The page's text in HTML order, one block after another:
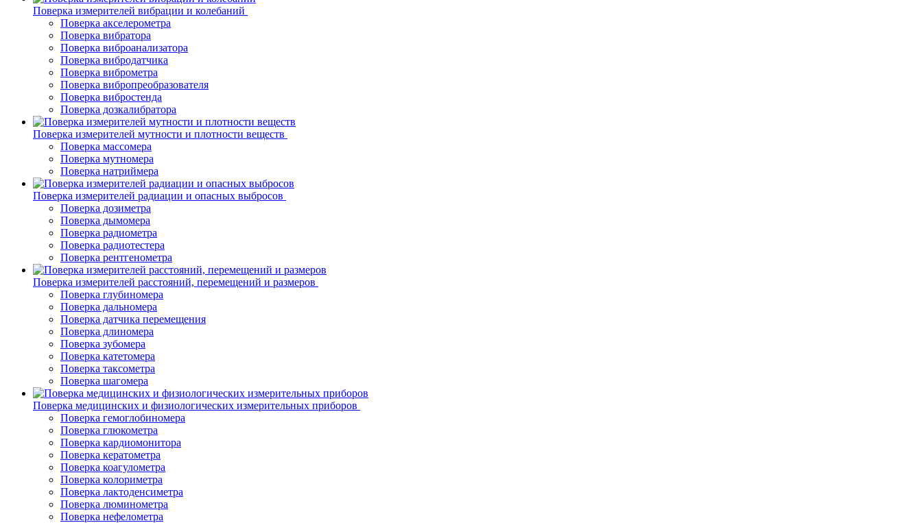
Поверка измерителей вибрации и колебаний
Поверка акселерометра
Поверка вибратора
Поверка виброанализатора
Поверка вибродатчика
Поверка виброметра
Поверка вибропреобразователя
Поверка вибростенда
Поверка дозкалибратора
Поверка измерителей мутности и плотности веществ
Поверка массомера
Поверка мутномера
Поверка натриймера
Поверка измерителей радиации и опасных выбросов
Поверка дозиметра
Поверка дымомера
Поверка радиометра
Поверка радиотестера
Поверка рентгенометра
Поверка измерителей расстояний, перемещений и размеров
Поверка глубиномера
Поверка дальномера
Поверка датчика перемещения
Поверка длиномера
Поверка зубомера
Поверка катетомера
Поверка таксометра
Поверка шагомера
Поверка медицинских и физиологических измерительных приборов
Поверка гемоглобиномера
Поверка глюкометра
Поверка кардиомонитора
Поверка кератометра
Поверка коагулометра
Поверка колориметра
Поверка лактоденсиметра
Поверка люминометра
Поверка нефелометра